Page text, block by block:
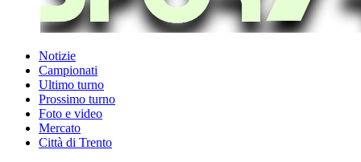
Notizie
Campionati
Ultimo turno
Prossimo turno
Foto e video
Mercato
Città di Trento